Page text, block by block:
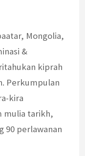
Mongolia,
&
kiprah
Perkumpulan
kira
mulia tarikh,
90 perlawanan